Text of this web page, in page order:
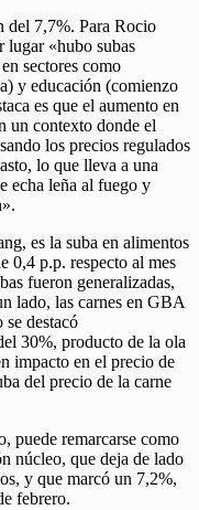
del 7,7%. Para Rocio
lugar «hubo subas
sectores como
y educación (comienzo
es que el aumento en
un contexto donde el
los precios regulados
lo que lleva a una
echa leña al fuego y
es la suba en alimentos
0,4 p.p. respecto al mes
fueron generalizadas,
lado, las carnes en GBA
destacó
30%, producto de la ola
impacto en el precio de
del precio de la carne
puede remarcarse como
núcleo, que deja de lado
y que marcó un 7,2%,
febrero.